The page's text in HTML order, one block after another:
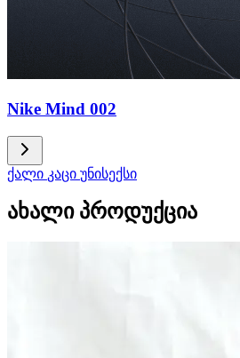
Nike Mind 002
ქალი კაცი უნისექსი
ახალი პროდუქცია